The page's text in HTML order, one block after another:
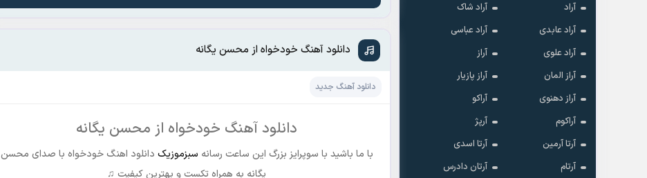
آراد
آراد شاک
آراد عابدی
آراد عباسی
آراد علوی
آراز
آراز المان
آراز پازیار
آراز دهنوی
آراکو
آراکوم
آرپژ
آرتا آرمین
آرتا اسدی
آرتام
آرتان دادرس
دانلود آهنگ خودخواه از محسن یگانه
دانلود آهنگ جدید
دانلود آهنگ خودخواه از محسن یگانه
با ما باشید با سوپرایز بزرگ این ساعت رسانه سبزموزیک دانلود اهنگ خودخواه با صدای محسن
یگانه به همراه تکست و بهترین کیفیت ♫